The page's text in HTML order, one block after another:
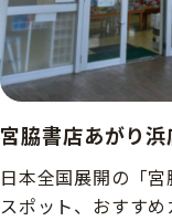
宮脇書店あがり浜
日本全国展開の「
スポット、おすすめ